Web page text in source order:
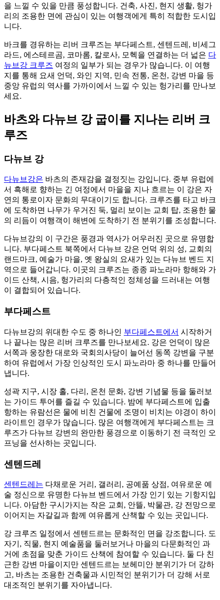
을 느낄 수 있을 만큼 풍성합니다. 건축, 사진, 현지 생활, 헝가
리의 조용한 면에 관심이 있는 여행객에게 특히 적합한 도시입
니다.
바크를 경유하는 리버 크루즈는 부다페스트, 센텐드레, 비세그
라드, 에스테르곰, 코마롬, 칼로사, 모헥을 연결하는 더 넓은 다
뉴브강 크루즈 여정의 일부가 되는 경우가 많습니다. 이 여행
지를 통해 요새 언덕, 와인 지역, 민속 전통, 온천, 강변 마을 등
중앙 유럽의 역사를 가까이에서 느낄 수 있는 헝가리를 만나보
세요.
바츠와 다뉴브 강 굽이를 지나는 리버 크
루즈
다뉴브 강
다뉴브강은 바츠의 존재감을 결정짓는 강입니다. 중부 유럽에
서 흑해로 향하는 긴 여정에서 마을을 지나 흐르는 이 강은 자
연의 통로이자 문화의 무대이기도 합니다. 크루즈를 타고 바크
에 도착하면 나무가 우거진 둑, 멀리 보이는 교회 탑, 조용한 물
의 리듬이 여행객이 해변에 도착하기 전 분위기를 조성합니다.
다뉴브강의 이 구간은 풍경과 역사가 어우러진 곳으로 유명합
니다. 부다페스트 북쪽에서 다뉴브 강은 언덕 위의 성, 교회의
랜드마크, 예술가 마을, 옛 왕실의 요새가 있는 다뉴브 벤드 지
역으로 들어갑니다. 이곳의 크루즈는 종종 파노라마 항해와 가
이드 산책, 시음, 헝가리의 다층적인 정체성을 드러내는 여행
이 결합되어 있습니다.
부다페스트
다뉴브강의 위대한 수도 중 하나인 부다페스트에서 시작하거
나 끝나는 많은 리버 크루즈를 만나보세요. 강은 언덕이 많은
서쪽과 웅장한 대로와 국회의사당이 늘어선 동쪽 강변을 구분
하여 유럽에서 가장 인상적인 도시 파노라마 중 하나를 만들어
냅니다.
성곽 지구, 시장 홀, 다리, 온천 문화, 강변 기념물 등을 둘러보
는 가이드 투어를 즐길 수 있습니다. 밤에 부다페스트에 입출
항하는 유람선은 물에 비친 건물에 조명이 비치는 야경이 하이
라이트인 경우가 많습니다. 많은 여행객에게 부다페스트는 크
루즈가 다뉴브 강변의 완만한 풍경으로 이동하기 전 극적인 오
프닝을 선사하는 곳입니다.
센텐드레
센텐드레는 다채로운 거리, 갤러리, 공예품 상점, 여유로운 예
술 정신으로 유명한 다뉴브 벤드에서 가장 인기 있는 기항지입
니다. 아담한 구시가지는 작은 교회, 안뜰, 박물관, 강 전망으로
이어지는 자갈길과 함께 여유롭게 산책할 수 있는 곳입니다.
강 크루즈 일정에서 센텐드르는 문화적인 면을 강조합니다. 도
자기, 직물, 현지 예술품을 둘러보거나 마을의 다문화적인 과
거에 초점을 맞춘 가이드 산책에 참여할 수 있습니다. 둘 다 친
근한 강변 마을이지만 센텐드르는 보헤미안 분위기가 더 강하
고, 바츠는 조용한 건축물과 시민적인 분위기가 더 강해 서로
대조적인 분위기를 자아냅니다.